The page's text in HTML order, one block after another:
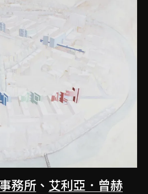
務所 、 艾利亞．曾赫